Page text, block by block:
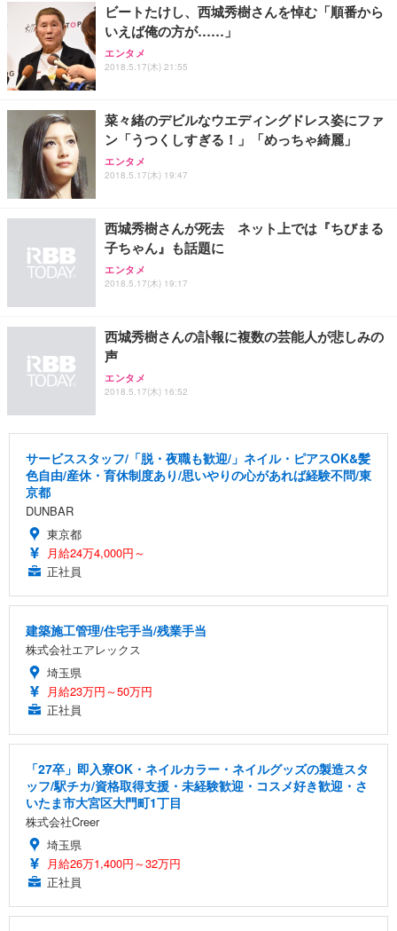
ビートたけし、西城秀樹さんを悼む「順番から
いえば俺の方が……」
エンタメ
2018.5.17(木) 21:55
菜々緒のデビルなウエディングドレス姿にファ
ン「うつくしすぎる！」「めっちゃ綺麗」
エンタメ
2018.5.17(木) 19:47
西城秀樹さんが死去 ネット上では『ちびまる
子ちゃん』も話題に
エンタメ
2018.5.17(木) 19:17
西城秀樹さんの訃報に複数の芸能人が悲しみの
声
エンタメ
2018.5.17(木) 16:52
サービススタッフ/「脱・夜職も歓迎/」ネイル・ピアスOK&髪
色自由/産休・育休制度あり/思いやりの心があれば経験不問/東
京都
DUNBAR
東京都
月給24万4,000円～
正社員
建築施工管理/住宅手当/残業手当
株式会社エアレックス
埼玉県
月給23万円～50万円
正社員
「27卒」即入寮OK・ネイルカラー・ネイルグッズの製造スタ
ッフ/駅チカ/資格取得支援・未経験歓迎・コスメ好き歓迎・さ
いたま市大宮区大門町1丁目
株式会社Creer
埼玉県
月給26万1,400円～32万円
正社員